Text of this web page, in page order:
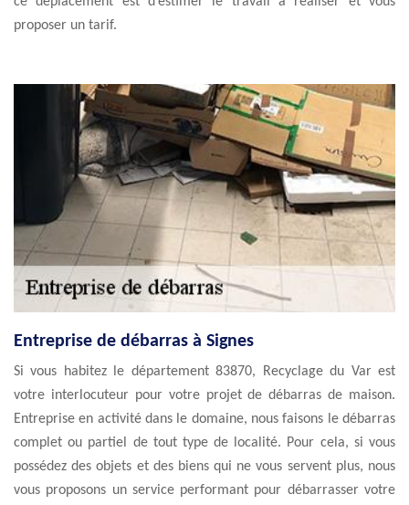
proposer un tarif.
Entreprise de débarras à Signes
Si vous habitez le département 83870, Recyclage du Var est
votre interlocuteur pour votre projet de débarras de maison.
Entreprise en activité dans le domaine, nous faisons le débarras
complet ou partiel de tout type de localité. Pour cela, si vous
possédez des objets et des biens qui ne vous servent plus, nous
vous proposons un service performant pour débarrasser votre